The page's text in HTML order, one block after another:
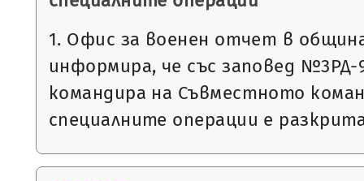
1. Офис за военен отчет в
информира, че със заповед №3РД-
командира на Съвместното
специалните операции е